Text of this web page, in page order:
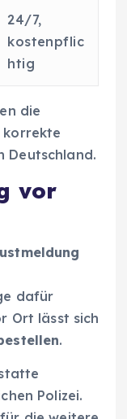
24/7,
kostenpflic
htig
die
korrekte
Deutschland.
vor
dafür
Ort lässt sich
.
Polizei.